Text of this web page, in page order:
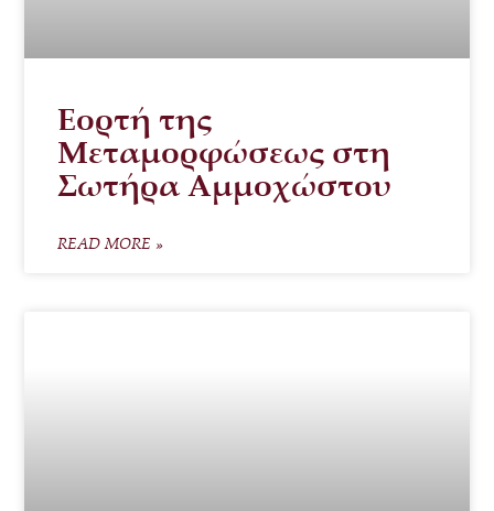
Εορτή της
Μεταμορφώσεως στη
Σωτήρα Αμμοχώστου
READ MORE »